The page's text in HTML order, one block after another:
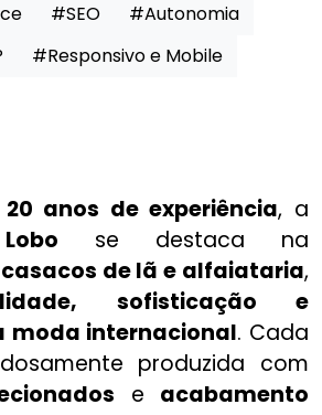
#SEO
#Autonomia
#Responsivo e Mobile
Revitalização do E-commerce
20 anos de experiência, a
se destaca na
de lã e alfaiataria,
sofisticação e
moda internacional. Cada
produzida com
e acabamento